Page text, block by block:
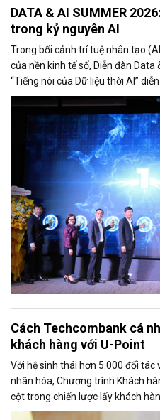
DATA & AI SUMMER
trong kỷ nguyên AI
Trong bối cảnh trí tuệ nhân tạo
của nền kinh tế số, Diễn đàn
“Tiếng nói của Dữ liệu thời AI”
hơn 500 đại biểu là lãnh đạo cơ
doanh nghiệp, startup và cộng
Cách Techcombank cá
khách hàng với U-Point
Với hệ sinh thái hơn 5.000 đối tác
nhân hóa, Chương trình Khách
cột trong chiến lược lấy khách
Techcombank.